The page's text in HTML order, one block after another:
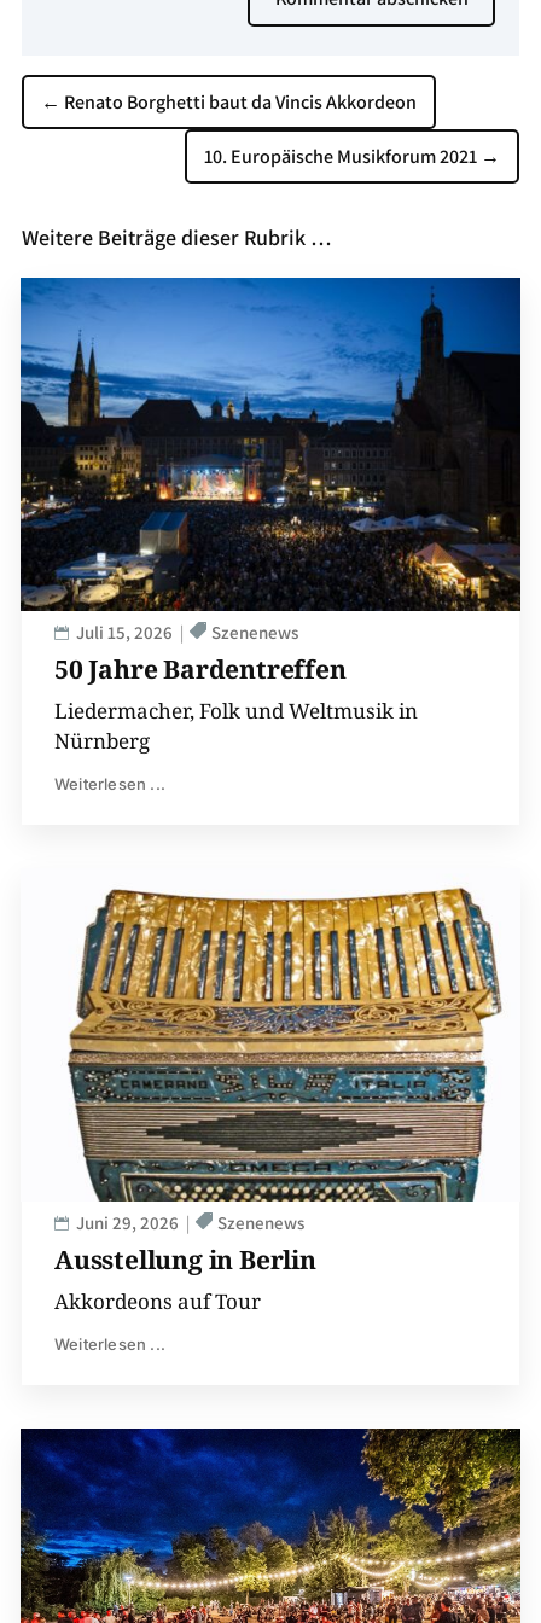
← Renato Borghetti baut da Vincis Akkordeon
10. Europäische Musikforum 2021 →
Weitere Beiträge dieser Rubrik …
50 Jahre Bardentreffen
Juli 15, 2026 Szenenews
Liedermacher, Folk und Weltmusik in
Nürnberg
Weiterlesen ...
Ausstellung in Berlin
Juni 29, 2026 Szenenews
Akkordeons auf Tour
Weiterlesen ...